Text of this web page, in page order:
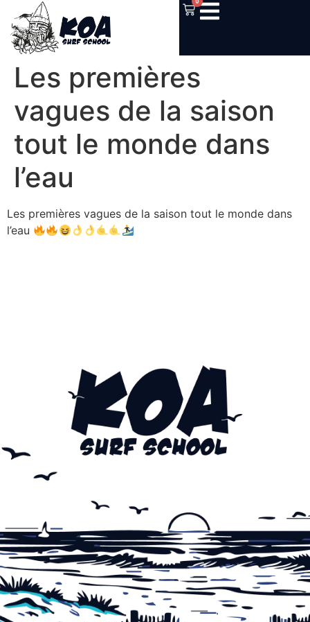
Les premières
vagues de la saison
tout le monde dans
l’eau
Les premières vagues de la saison tout le monde dans
l’eau